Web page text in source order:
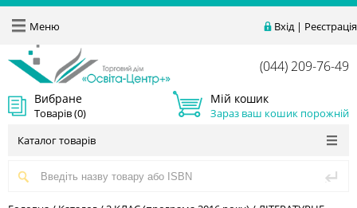
Вхід| Реєстрація
Меню
(044) 209-76-49
Вибране
Товарів (0)
Мій кошик
Зараз ваш кошик порожній
Каталог товарів